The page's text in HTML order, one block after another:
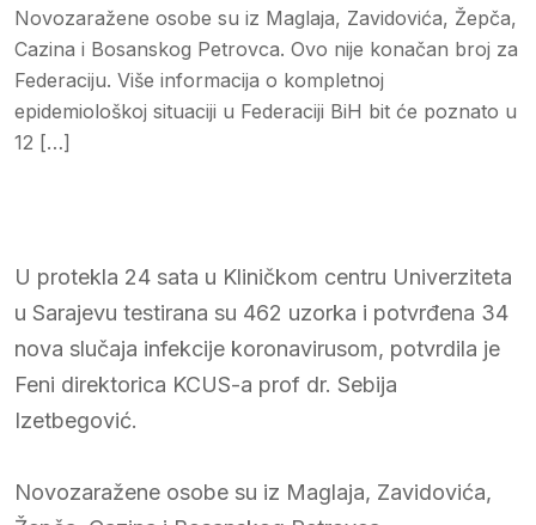
Novozaražene osobe su iz Maglaja, Zavidovića, Žepča,
Cazina i Bosanskog Petrovca. Ovo nije konačan broj za
Federaciju. Više informacija o kompletnoj
epidemiološkoj situaciji u Federaciji BiH bit će poznato u
12 […]
U protekla 24 sata u Kliničkom centru Univerziteta
u Sarajevu testirana su 462 uzorka i potvrđena 34
nova slučaja infekcije koronavirusom, potvrdila je
Feni direktorica KCUS-a prof dr. Sebija
Izetbegović.
Novozaražene osobe su iz Maglaja, Zavidovića,